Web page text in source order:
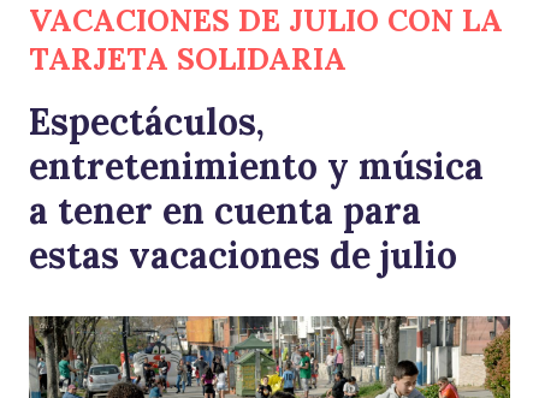
VACACIONES DE JULIO CON LA
TARJETA SOLIDARIA
Espectáculos,
entretenimiento y música
a tener en cuenta para
estas vacaciones de julio